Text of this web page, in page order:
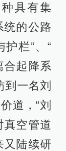
具有集
统的公路
护栏”、“
合起降系
到一名刘
道，“刘
空管道
又陆续研